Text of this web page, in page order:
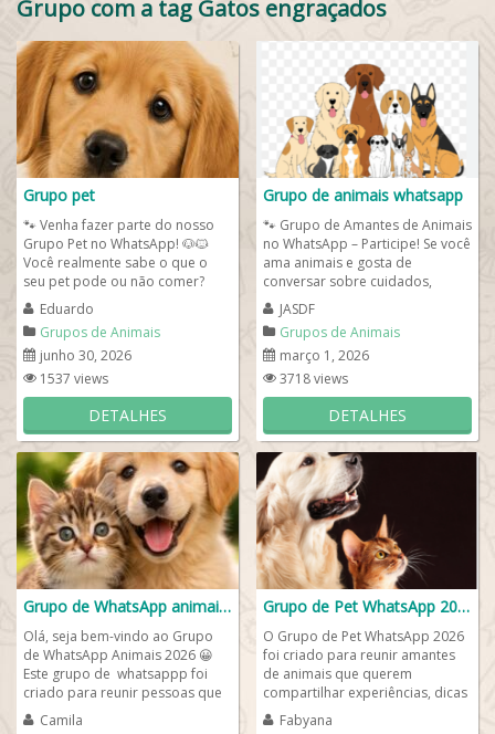
Grupo com a tag Gatos engraçados
Grupo pet
🐾 Venha fazer parte do nosso
Grupo Pet no WhatsApp! 🐶🐱
Você realmente sabe o que o
seu pet pode ou não comer?
Pequenos erros do dia a dia...
Eduardo
Grupos de Animais
junho 30, 2026
1537 views
DETALHES
Grupo de animais whatsapp
🐾 Grupo de Amantes de Animais
no WhatsApp – Participe! Se você
ama animais e gosta de
conversar sobre cuidados,
curiosidades e experiências
com...
JASDF
Grupos de Animais
março 1, 2026
3718 views
DETALHES
Grupo de WhatsApp animais 2026😀
Olá, seja bem-vindo ao Grupo
de WhatsApp Animais 2026 😀
Este grupo de whatsappp foi
criado para reunir pessoas que
amam animais que desejam...
Camila
Grupo de Pet WhatsApp 2026❤️
O Grupo de Pet WhatsApp 2026
foi criado para reunir amantes
de animais que querem
compartilhar experiências, dicas
e muito carinho pelos pets. Aqui
você...
Fabyana